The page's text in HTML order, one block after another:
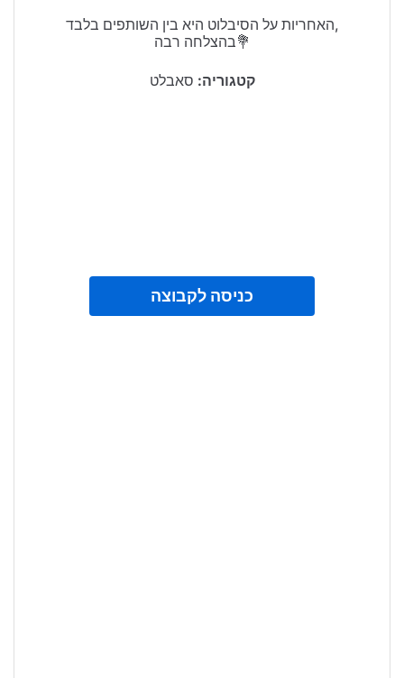
האחריות על הסיבלוט היא בין השותפים בלבד,
בהצלחה רבה💐
קטגוריה: סאבלט
כניסה לקבוצה